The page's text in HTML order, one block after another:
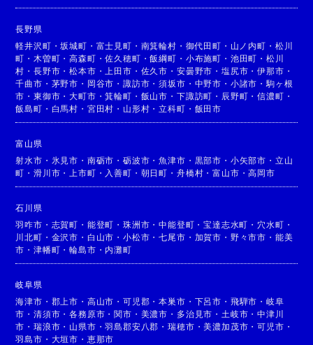
長野県
軽井沢町 ・坂城町 ・ 富士見町 ・ 南箕輪村 ・ 御代田町 ・ 山ノ内町 ・ 松川
町 ・ 木曽町 ・高森町 ・佐久穂町 ・飯綱町 ・ 小布施町 ・ 池田町 ・ 松川
村 ・長野市 ・松本市 ・ 上田市 ・ 佐久市 ・ 安曇野市 ・ 塩尻市 ・伊那市 ・
千曲市 ・ 茅野市 ・ 岡谷市 ・諏訪市 ・須坂市 ・ 中野市 ・ 小諸市 ・ 駒ヶ根
市 ・東御市 ・大町市 ・箕輪町 ・ 飯山市 ・ 下諏訪町 ・ 辰野町 ・信濃町 ・
飯島町 ・ 白馬村 ・ 宮田村 ・ 山形村 ・立科町 ・ 飯田市
富山県
射水市 ・ 氷見市 ・ 南砺市 ・砺波市 ・魚津市 ・ 黒部市 ・ 小矢部市 ・ 立山
町 ・滑川市 ・ 上市町 ・ 入善町 ・ 朝日町 ・ 舟橋村 ・富山市 ・高岡市
石川県
羽咋市 ・ 志賀町 ・ 能登町 ・珠洲市 ・中能登町 ・宝達志水町 ・ 穴水町 ・
川北町 ・ 金沢市 ・ 白山市 ・小松市 ・七尾市 ・ 加賀市 ・ 野々市市 ・ 能美
市 ・津幡町 ・輪島市 ・ 内灘町
岐阜県
海津市 ・ 郡上市 ・ 高山市 ・可児郡 ・本巣市 ・ 下呂市 ・ 飛騨市 ・ 岐阜
市 ・清須市 ・各務原市 ・関市 ・ 美濃市 ・ 多治見市 ・ 土岐市 ・中津川
市 ・瑞浪市 ・ 山県市 ・羽島郡安八郡 ・瑞穂市 ・美濃加茂市 ・可児市 ・
羽島市 ・ 大垣市 ・ 恵那市